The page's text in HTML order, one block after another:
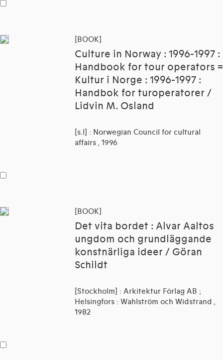
[BOOK]
Culture in Norway : 1996-1997 :
Handbook for tour operators =
Kultur i Norge : 1996-1997 :
Handbok for turoperatorer /
Lidvin M. Osland
[s.l] : Norwegian Council for cultural
affairs , 1996
[BOOK]
Det vita bordet : Alvar Aaltos
ungdom och grundläggande
konstnärliga ideer / Göran
Schildt
[Stockholm] : Arkitektur Förlag AB ;
Helsingfors : Wahlström och Widstrand ,
1982